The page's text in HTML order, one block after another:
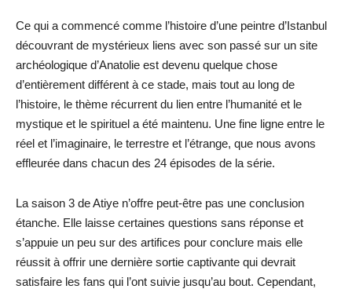
Ce qui a commencé comme l’histoire d’une peintre d’Istanbul
découvrant de mystérieux liens avec son passé sur un site
archéologique d’Anatolie est devenu quelque chose
d’entièrement différent à ce stade, mais tout au long de
l’histoire, le thème récurrent du lien entre l’humanité et le
mystique et le spirituel a été maintenu. Une fine ligne entre le
réel et l’imaginaire, le terrestre et l’étrange, que nous avons
effleurée dans chacun des 24 épisodes de la série.
La saison 3 de Atiye n’offre peut-être pas une conclusion
étanche. Elle laisse certaines questions sans réponse et
s’appuie un peu sur des artifices pour conclure mais elle
réussit à offrir une dernière sortie captivante qui devrait
satisfaire les fans qui l’ont suivie jusqu’au bout. Cependant,